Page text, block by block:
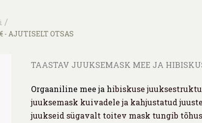
/
AJUTISELT OTSAS
TAASTAV JUUKSEMASK MEE JA
Orgaaniline mee ja hibiskuse
juuksemask kuivadele ja kahjustatud
juukseid sügavalt toitev mask tungib